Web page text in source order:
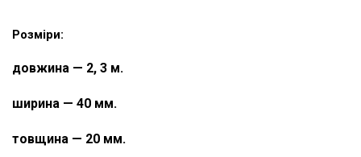
Розміри:
довжина — 2, 3 м.
ширина — 40 мм.
товщина — 20 мм.